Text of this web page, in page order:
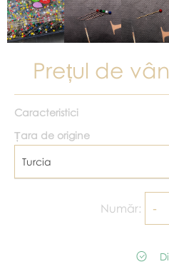
Prețul de
Caracteristici
Țara de origine
Turcia
Număr: